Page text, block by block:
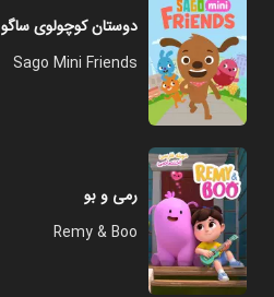
دوستان کوچولوی ساگو
Sago Mini Friends
رمی و بو
Remy & Boo